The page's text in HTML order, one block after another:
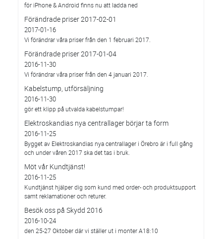
för iPhone & Android finns nu att ladda ned
Förändrade priser 2017-02-01
2017-01-16
Vi förändrar våra priser från den 1 februari 2017.
Förändrade priser 2017-01-04
2016-11-30
Vi förändrar våra priser från den 4 januari 2017.
Kabelstump, utförsäljning
2016-11-30
gör ett klipp på utvalda kabelstumpar!
Elektroskandias nya centrallager börjar ta form
2016-11-25
Bygget av Elektroskandias nya centrallager i Örebro är i full gång
och under våren 2017 ska det tas i bruk.
Möt vår Kundtjänst!
2016-11-25
Kundtjänst hjälper dig som kund med order- och produktsupport
samt reklamationer och returer.
Besök oss på Skydd 2016
2016-10-24
den 25-27 Oktober där vi ställer ut i monter A18:10